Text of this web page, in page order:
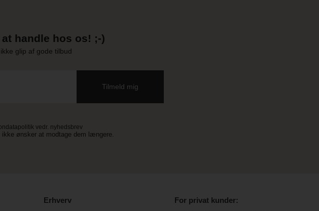
handle hos os! ;-)
glip af gode tilbud
vedr. nyhedsbrev
ønsker at modtage dem længere.
Erhverv For privat kunder: